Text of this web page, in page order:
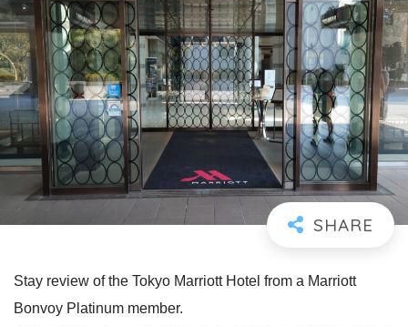
Stay review of the Tokyo Marriott Hotel from a Marriott
Bonvoy Platinum member.